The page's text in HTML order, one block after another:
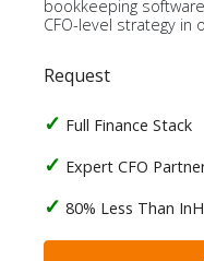
bookkeeping
CFO-level strategy in
Request
Full Finance Stack
Expert CFO
80% Less Than